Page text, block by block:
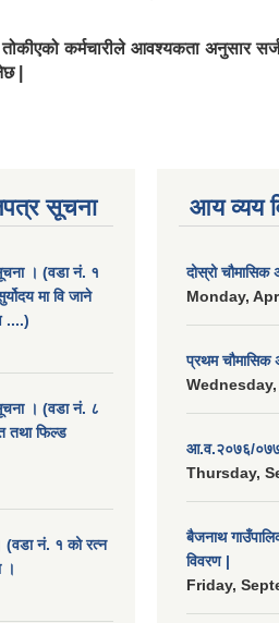
कर्मचारीले आवश्यकता अनुसार
|
सूचना
। (वडा नं. १
मा वि जाने
....)
। (वडा नं. ८
तथा फिल्ड
(वडा नं. १ को रत्न
।
आय व्यय
दोस्रो
Monday,
प्रथम चौमासिक
आ.व.२०७६/०७७
Thursday,
बैजनाथ
विवरण |
Friday,